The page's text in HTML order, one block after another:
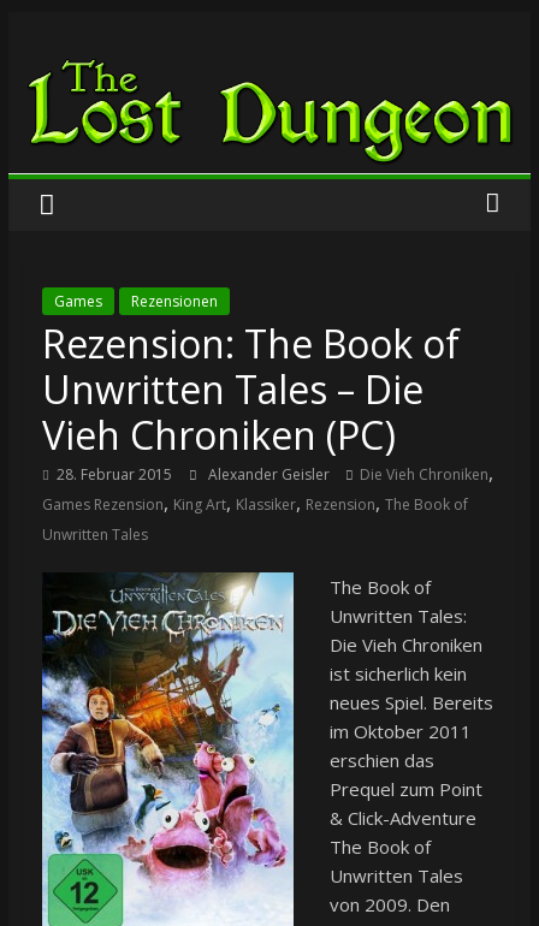
springen
The
Lost
Dungeon
Games Rezensionen
Rezension: The Book of
Unwritten Tales – Die
Vieh Chroniken (PC)
28. Februar 2015 Alexander Geisler Die Vieh Chroniken,
Games Rezension, King Art, Klassiker, Rezension, The Book of
Unwritten Tales
The Book of
Unwritten Tales:
Die Vieh Chroniken
ist sicherlich kein
neues Spiel. Bereits
im Oktober 2011
erschien das
Prequel zum Point
& Click-Adventure
The Book of
Unwritten Tales
von 2009. Den